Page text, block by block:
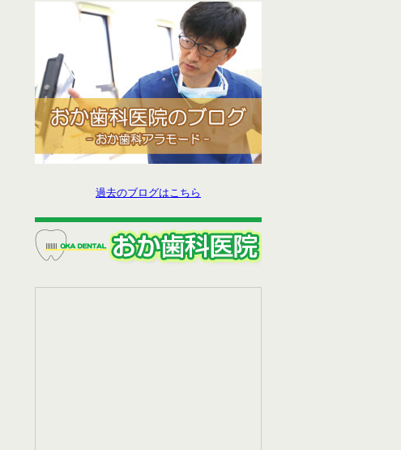
過去のブログはこちら